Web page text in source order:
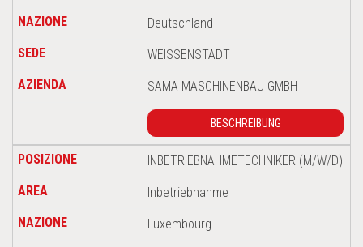
Deutschland
WEISSENSTADT
SAMA MASCHINENBAU GMBH
BESCHREIBUNG
INBETRIEBNAHMETECHNIKER (M/W/D)
Inbetriebnahme
Luxembourg